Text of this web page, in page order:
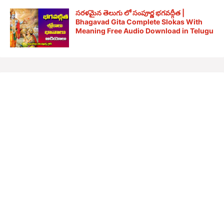
సరళమైన తెలుగు లో సంపూర్ణ భగవద్గీత |
Bhagavad Gita Complete Slokas With
Meaning Free Audio Download in Telugu